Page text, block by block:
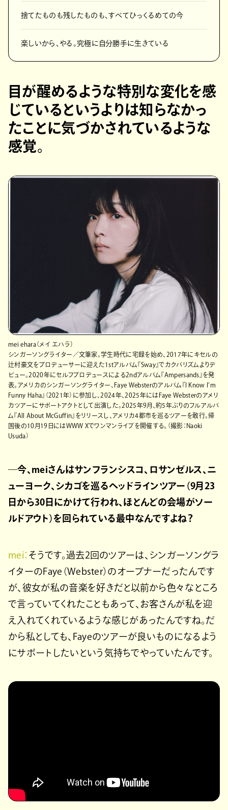
捨てたものも残したものも、すべてひっくるめての今
楽しいから、やる。究極に自分勝手に生きている
目が醒めるような特別な変化を感
じているというよりは知らなかっ
たことに気づかされているような
感覚。
mei ehara（メイ エハラ）
シンガーソングライター／文筆家。学生時代に宅録を始め、2017年にキセルの
辻村豪文をプロデューサーに迎えた1stアルバム『Sway』でカクバリズムよりデ
ビュー。2020年にセルフプロデュースによる2ndアルバム『Ampersands』を発
表。アメリカのシンガーソングライター、Faye Websterのアルバム『I Know I’m
Funny Haha』（2021年）に参加し、2024年、2025年にはFaye Websterのアメリ
カツアーにサポートアクトとして出演した。2025年9月、約5年ぶりのフルアルバ
ム『All About McGuffin』をリリースし、アメリカ4都市を巡るツアーを敢行。帰
国後の10月19日にはWWW Xでワンマンライブを開催する。（撮影：Naoki
Usuda）
―今、meiさんはサンフランシスコ、ロサンゼルス、ニ
ューヨーク、シカゴを巡るヘッドラインツアー（9月23
日から30日にかけて行われ、ほとんどの会場がソー
ルドアウト）を回られている最中なんですよね？
mei： そうです。過去2回のツアーは、シンガーソングラ
イターのFaye（Webster）のオープナーだったんです
が、彼女が私の音楽を好きだと以前から色々なところ
で言っていてくれたこともあって、お客さんが私を迎
え入れてくれているような感じがあったんですね。だ
から私としても、Fayeのツアーが良いものになるよう
にサポートしたいという気持ちでやっていたんです。